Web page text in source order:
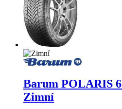
Barum POLARIS 6
Zimní